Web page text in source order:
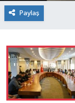
Paylaş
Tokat
Yaşam